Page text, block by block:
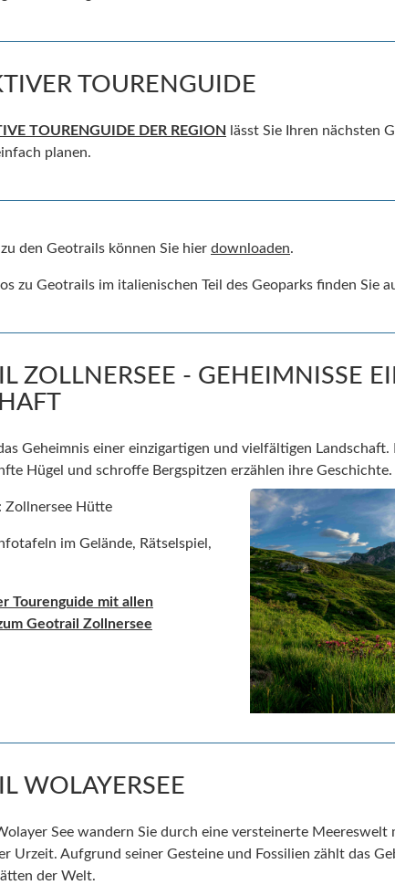
TOURENGUIDE
TOURENGUIDE DER REGION
lässt Sie Ihren nächsten
planen.
den Geotrails können Sie hier downloaden.
zu Geotrails im italienischen Teil des Geoparks finden Sie
ZOLLNERSEE - GEHEIMNISSE
Geheimnis einer einzigartigen und vielfältigen
Hügel und schroffe Bergspitzen erzählen ihre Geschichte.
: Zollnersee Hütte
im Gelände, Rätselspiel,
Tourenguide mit allen
Geotrail Zollnersee
WOLAYERSEE
See wandern Sie durch eine versteinerte Meereswelt
Urzeit. Aufgrund seiner Gesteine und Fossilien zählt das
der Welt.